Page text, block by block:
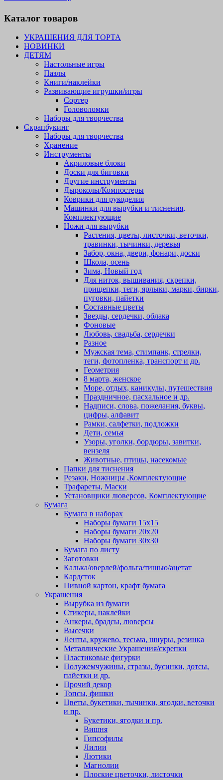
Каталог товаров
УКРАШЕНИЯ ДЛЯ ТОРТА
НОВИНКИ
ДЕТЯМ
Настольные игры
Пазлы
Книги/наклейки
Развивающие игрушки/игры
Сортер
Головоломки
Наборы для творчества
Скрапбукинг
Наборы для творчества
Хранение
Инструменты
Акриловые блоки
Доски для биговки
Другие инструменты
Дыроколы/Компостеры
Коврики для рукоделия
Машинки для вырубки и тиснения,
Комплектующие
Ножи для вырубки
Растения, цветы, листочки, веточки,
травинки, тычинки, деревья
Забор, окна, двери, фонари, доски
Школа, осень
Зима, Новый год
Для ниток, вышивания, скрепки,
прищепки, теги, ярлыки, марки, бирки,
пуговки, пайетки
Составные цветы
Звезды, сердечки, облака
Фоновые
Любовь, свадьба, сердечки
Разное
Мужская тема, стимпанк, стрелки,
теги, фотопленка, транспорт и др.
Геометрия
8 марта, женское
Море, отдых, каникулы, путешествия
Праздничное, пасхальное и др.
Надписи, слова, пожелания, буквы,
цифры, алфавит
Рамки, салфетки, подложки
Дети, семья
Узоры, уголки, бордюры, завитки,
вензеля
Животные, птицы, насекомые
Папки для тиснения
Резаки, Ножницы ,Комплектующие
Трафареты, Маски
Установщики люверсов, Комплектующие
Бумага
Бумага в наборах
Наборы бумаги 15х15
Наборы бумаги 20х20
Наборы бумаги 30х30
Бумага по листу
Заготовки
Калька/оверлей/фольга/тишью/ацетат
Кардсток
Пивной картон, крафт бумага
Украшения
Вырубка из бумаги
Стикеры, наклейки
Анкеры, брадсы, люверсы
Высечки
Ленты, кружево, тесьма, шнуры, резинка
Металлические Украшения/скрепки
Пластиковые фигурки
Полужемчужины, стразы, бусинки, дотсы,
пайетки и др.
Прочий декор
Топсы, фишки
Цветы, букетики, тычинки, ягодки, веточки
и пр.
Букетики, ягодки и пр.
Вишня
Гипсофилы
Лилии
Лютики
Магнолии
Плоские цветочки, листочки